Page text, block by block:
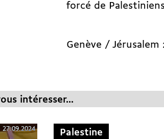
forcé de
Genève / Jérusalem
intéresser...
27.09.2024 Palestine